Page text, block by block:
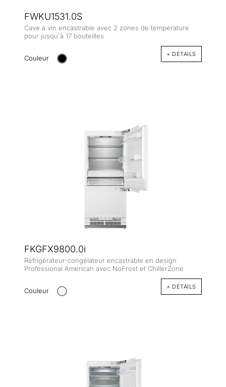
FWKU1531.0S
Cave à vin encastrable avec 2 zones de température
pour jusqu'à 17 bouteilles
Couleur + DÉTAILS
FKGFX9800.0i
Réfrigérateur-congélateur encastrable en design
Professional American avec NoFrost et ChillerZone
Couleur + DÉTAILS